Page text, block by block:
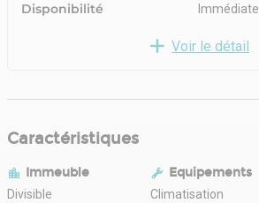
Disponibilité Immédiate
Voir le détail
Caractéristiques
Immeuble
Divisible
Equipements
Climatisation